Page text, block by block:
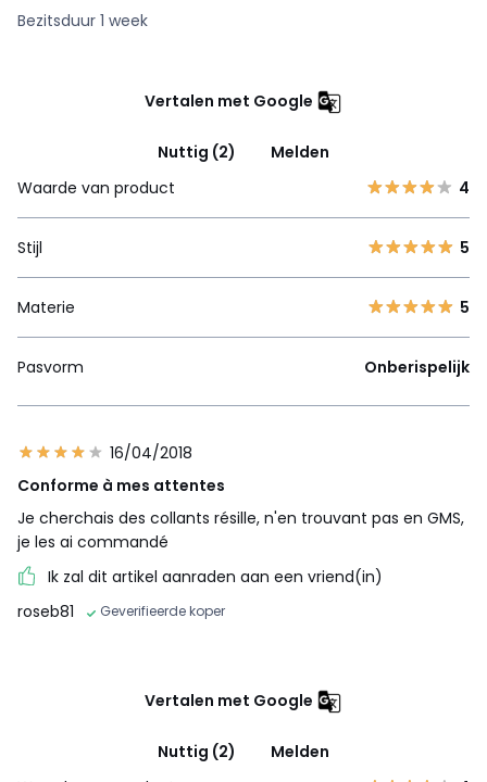
Bezitsduur 1 week
Vertalen met Google
Nuttig (2)
Melden
Waarde van product
4
Stijl 5
Materie 5
Pasvorm Onberispelijk
16/04/2018
Conforme à mes attentes
Je cherchais des collants résille, n'en trouvant pas en GMS,
je les ai commandé
Ik zal dit artikel aanraden aan een vriend(in)
roseb81
Geverifieerde koper
Vertalen met Google
Nuttig (2)
Melden